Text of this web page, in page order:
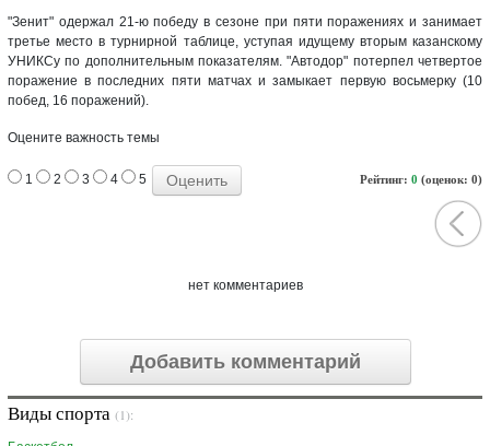
"Зенит" одержал 21-ю победу в сезоне при пяти поражениях и занимает
третье место в турнирной таблице, уступая идущему вторым казанскому
УНИКСу по дополнительным показателям. "Автодор" потерпел четвертое
поражение в последних пяти матчах и замыкает первую восьмерку (10
побед, 16 поражений).
Оцените важность темы
Рейтинг: 0 (оценок: 0)
1 2 3 4 5
нет комментариев
Добавить комментарий
Виды спорта (1):